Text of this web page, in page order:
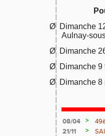
Ø Dimanche
Aulnay-
Ø Dimanche
Ø Dimanche
Ø Dimanche 8
08/04 >
21/11
>